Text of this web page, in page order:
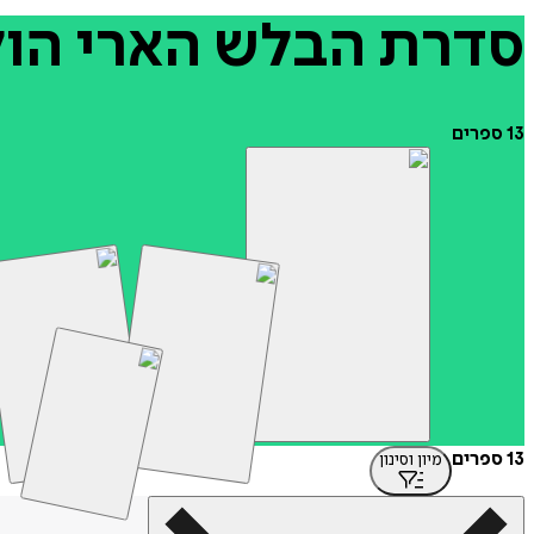
סדרת הבלש הארי
13 ספרים
13 ספרים מיון וסינון